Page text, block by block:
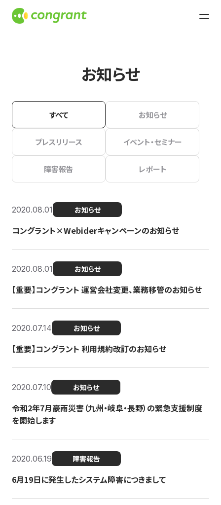
お知らせ
すべて お知らせ
プレスリリース イベント・セミナー
障害報告 レポート
2020.08.01 お知らせ
コングラント×Webiderキャンペーンのお知らせ
2020.08.01 お知らせ
【重要】コングラント 運営会社変更、業務移管のお知らせ
2020.07.14 お知らせ
【重要】コングラント 利用規約改訂のお知らせ
2020.07.10 お知らせ
令和2年7月豪雨災害（九州・岐阜・長野）の緊急支援制度
を開始します
2020.06.19 障害報告
6月19日に発生したシステム障害につきまして